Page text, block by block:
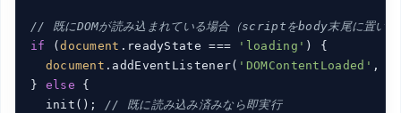
// 既にDOMが読み込まれている場合（scriptをbody末尾に置いた
if
(document .readyState === 'loading' ) {
document .addEventListener( 'DOMContentLoaded' ,
} else {
  init();
// 既に読み込み済みなら即実行